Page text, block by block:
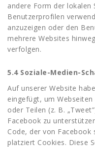
andere Form der lokalen
Benutzerprofilen
anzuzeigen oder den
mehrere Websites
verfolgen.
5.4 Soziale-Medien-
Auf unserer Website
eingefügt, um Webseiten
oder Teilen (z. B.
Facebook zu
Code, der von
platziert Cookies. Diese